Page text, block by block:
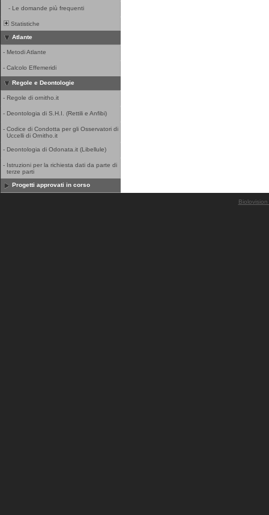
- Le domande più frequenti
Statistiche
Atlante
- Metodi Atlante
- Calcolo Effemeridi
Regole e Deontologie
- Regole di ornitho.it
- Deontologia di S.H.I. (Rettili e Anfibi)
- Codice di Condotta per gli Osservatori di
Uccelli di Ornitho.it
- Deontologia di Odonata.it (Libellule)
- Istruzioni per la richiesta dati da parte di
terze parti
Progetti approvati in corso
Biolovision